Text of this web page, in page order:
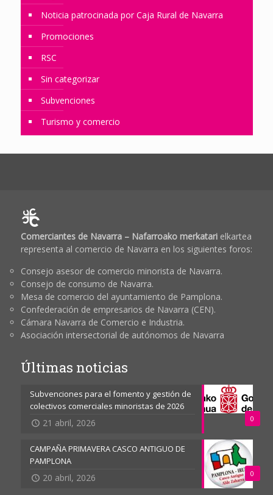
Noticia patrocinada por Caja Rural de Navarra
Promociones
RSC
Sin categorizar
Subvenciones
Turismo y comercio
Comerciantes de Navarra – Nafarroako merkatarielkartea
representa al comercio de Navarra en los siguientes foros:
Consejo asesor de comercio minorista de Navarra.
Consejo de consumo de Navarra.
Mesa de comercio del ayuntamiento de Pamplona.
Confederación de empresarios de Navarra (CEN).
Cámara Navarra de Comercio e Industria.
Asociación intersectorial de autónomos de Navarra
Últimas noticias
0
Subvenciones para el fomento y gestión de
colectivos comerciales minoristas de 2026
21 abril, 2026
0
CAMPAÑA PRIMAVERA CASCO ANTIGUO DE
PAMPLONA
20 abril, 2026